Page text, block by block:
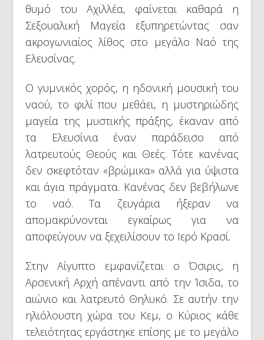
θυμό του Αχιλλέα, φαίνεται καθαρά η
Σεξουαλική Μαγεία εξυπηρετώντας σαν
ακρογωνιαίος λίθος στο μεγάλο Ναό της
Ελευσίνας.
Ο γυμνικός χορός, η ηδονική μουσική του
ναού, το φιλί που μεθάει, η μυστηριώδης
μαγεία της μυστικής πράξης, έκαναν από
τα Ελευσίνια έναν παράδεισο από
λατρευτούς Θεούς και Θεές. Τότε κανένας
δεν σκεφτόταν «βρώμικα» αλλά για ύψιστα
και άγια πράγματα. Κανένας δεν βεβήλωνε
το ναό. Τα ζευγάρια ήξεραν να
απομακρύνονται εγκαίρως για να
αποφεύγουν να ξεχειλίσουν το Ιερό Κρασί.
Στην Αίγυπτο εμφανίζεται ο Όσιρις, η
Αρσενική Αρχή απέναντι από την Ίσιδα, το
αιώνιο και λατρευτό Θηλυκό. Σε αυτήν την
ηλιόλουστη χώρα του Κεμ, ο Κύριος κάθε
τελειότητας εργάστηκε επίσης με το μεγάλο